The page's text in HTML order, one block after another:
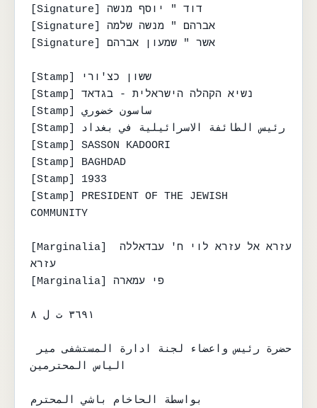
[Signature] דוד " יוסף מנשה
[Signature] אברהם " מנשה שלמה
[Signature] אשר " שמעון אברהם
[Stamp] ששון כצ'ורי
[Stamp] נשיא הקהלה הישראלית - בגדאד
[Stamp] ساسون خضوري
[Stamp] رئيس الطائفة الاسرائيلية في بغداد
[Stamp] SASSON KADOORI
[Stamp] BAGHDAD
[Stamp] 1933
[Stamp] PRESIDENT OF THE JEWISH
COMMUNITY
[Marginalia] עזרא אל עזרא לוי ח' עבדאללה
עזרא
[Marginalia] פי עמארה
٣٦٩١ ت ل ٨
الياس المحترمين
بواسطة الحاخام باشي المحترم